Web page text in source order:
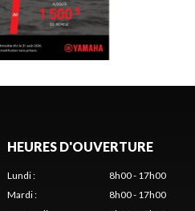
HEURES D'OUVERTURE
Lundi:
8h00 - 17h00
Mardi:
8h00 - 17h00